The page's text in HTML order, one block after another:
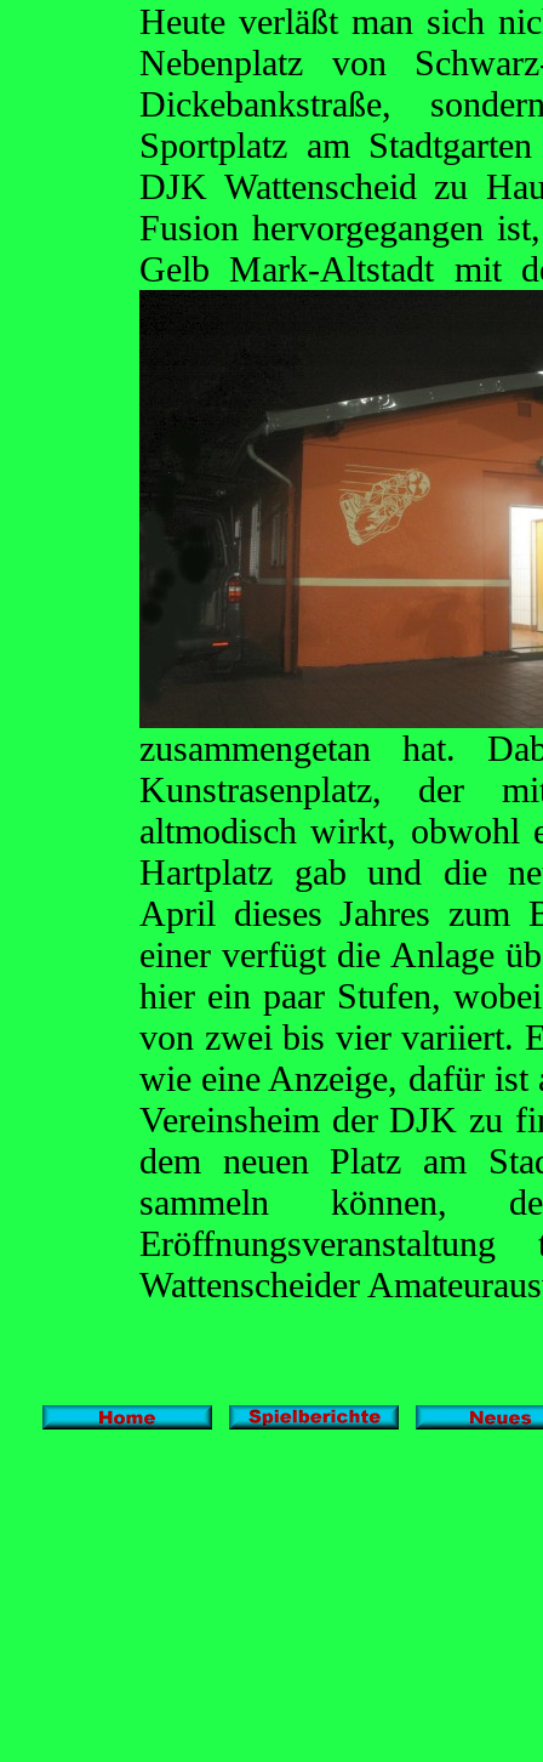
Heute verläßt man sich
Nebenplatz von
Dickebankstraße,
Sportplatz am
DJK Wattenscheid zu
Fusion hervorgegangen
Gelb Mark-Altstadt mit
zusammengetan hat.
Kunstrasenplatz, der
altmodisch wirkt, obwohl
Hartplatz gab und die
April dieses Jahres zum
einer verfügt die Anlage
hier ein paar Stufen,
von zwei bis vier variiert.
wie eine Anzeige, dafür ist
Vereinsheim der DJK zu
dem neuen Platz am
sammeln
Wattenscheider